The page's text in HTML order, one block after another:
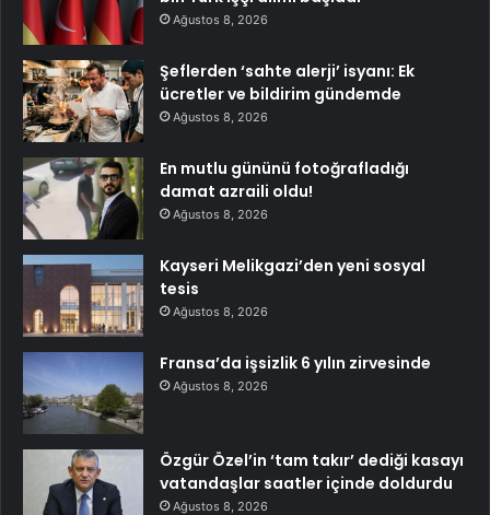
Ağustos 8, 2026
Şeflerden ‘sahte alerji’ isyanı: Ek
ücretler ve bildirim gündemde
Ağustos 8, 2026
En mutlu gününü fotoğrafladığı
damat azraili oldu!
Ağustos 8, 2026
Kayseri Melikgazi’den yeni sosyal
tesis
Ağustos 8, 2026
Fransa’da işsizlik 6 yılın zirvesinde
Ağustos 8, 2026
Özgür Özel’in ‘tam takır’ dediği kasayı
vatandaşlar saatler içinde doldurdu
Ağustos 8, 2026